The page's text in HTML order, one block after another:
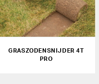
GRASZODENSNIJDER 4T
PRO